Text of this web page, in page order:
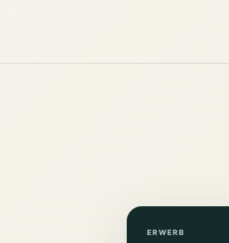
ERWERB